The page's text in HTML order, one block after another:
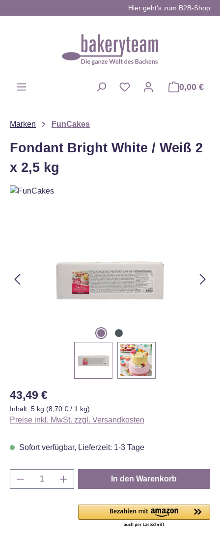
Hier geht’s zum B2B-Shop
0,00 €
Marken FunCakes
Fondant Bright White / Weiß 2
x 2,5 kg
Regulärer Preis:
43,49 €
Inhalt: 5 kg (8,70 € / 1 kg)
Preise inkl. MwSt. zzgl. Versandkosten
Sofort verfügbar, Lieferzeit: 1-3 Tage
Produkt Anzahl: Gib den gewünschten
In den Warenkorb